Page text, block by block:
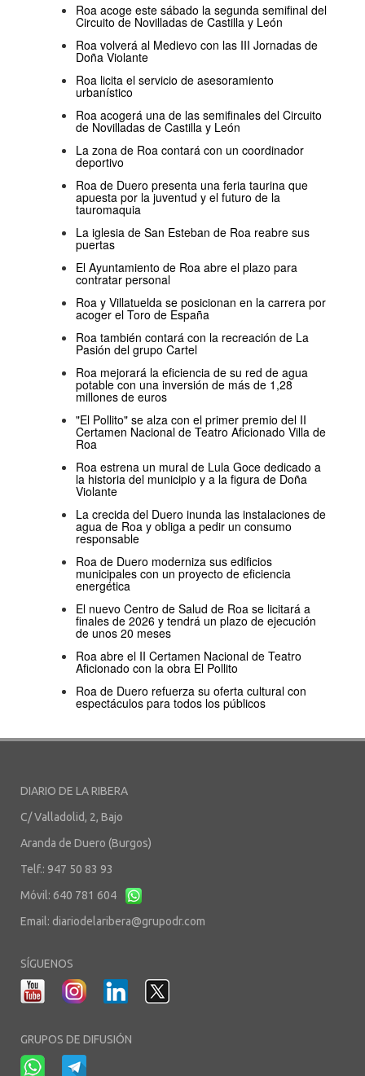
Roa acoge este sábado la segunda semifinal del
Circuito de Novilladas de Castilla y León
Roa volverá al Medievo con las III Jornadas de
Doña Violante
Roa licita el servicio de asesoramiento
urbanístico
Roa acogerá una de las semifinales del Circuito
de Novilladas de Castilla y León
La zona de Roa contará con un coordinador
deportivo
Roa de Duero presenta una feria taurina que
apuesta por la juventud y el futuro de la
tauromaquia
La iglesia de San Esteban de Roa reabre sus
puertas
El Ayuntamiento de Roa abre el plazo para
contratar personal
Roa y Villatuelda se posicionan en la carrera por
acoger el Toro de España
Roa también contará con la recreación de La
Pasión del grupo Cartel
Roa mejorará la eficiencia de su red de agua
potable con una inversión de más de 1,28
millones de euros
"El Pollito" se alza con el primer premio del II
Certamen Nacional de Teatro Aficionado Villa de
Roa
Roa estrena un mural de Lula Goce dedicado a
la historia del municipio y a la figura de Doña
Violante
La crecida del Duero inunda las instalaciones de
agua de Roa y obliga a pedir un consumo
responsable
Roa de Duero moderniza sus edificios
municipales con un proyecto de eficiencia
energética
El nuevo Centro de Salud de Roa se licitará a
finales de 2026 y tendrá un plazo de ejecución
de unos 20 meses
Roa abre el II Certamen Nacional de Teatro
Aficionado con la obra El Pollito
Roa de Duero refuerza su oferta cultural con
espectáculos para todos los públicos
DIARIO DE LA RIBERA
C/ Valladolid, 2, Bajo
Aranda de Duero (Burgos)
Telf.: 947 50 83 93
Móvil: 640 781 604
Email: diariodelaribera@grupodr.com
SÍGUENOS
GRUPOS DE DIFUSIÓN